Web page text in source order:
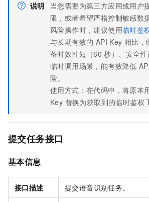
说明
当您需要为第三方应用或用户
限，或者希望严格控制敏感数
风险操作时，建议使用临时鉴
与长期有效的 API Key 相比
备时效性短（60 秒）、安全
临时调用场景，能有效降低
险。
使用方式：在代码中，将原本
Key 替换为获取到的临时鉴权
提交任务接口
基本信息
接口描述 提交语音识别任务。